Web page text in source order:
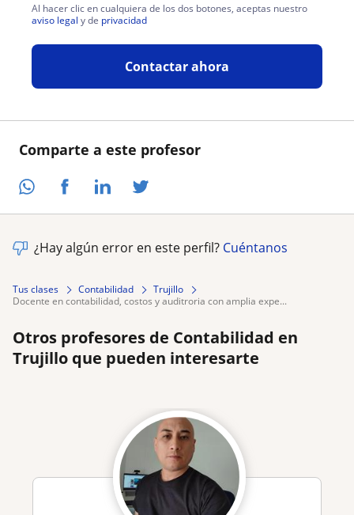
Comparte a este profesor
Al hacer clic en cualquiera de los dos botones, aceptas nuestro
aviso legal y de privacidad
Contactar ahora
¿Hay algún error en este perfil? Cuéntanos
Tus clases Contabilidad
Trujillo
docente en contabilidad, costos y auditroria con amplia expe...
Otros profesores de Contabilidad en
Trujillo que pueden interesarte